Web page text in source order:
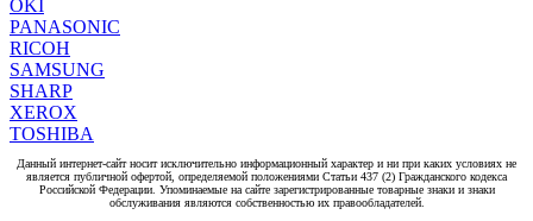
OKI
PANASONIC
RICOH
SAMSUNG
SHARP
XEROX
TOSHIBA
Данный интернет-сайт носит исключительно информационный характер и ни при каких условиях не
является публичной офертой, определяемой положениями Статьи 437 (2) Гражданского кодекса
Российской Федерации. Упоминаемые на сайте зарегистрированные товарные знаки и знаки
обслуживания являются собственностью их правообладателей.